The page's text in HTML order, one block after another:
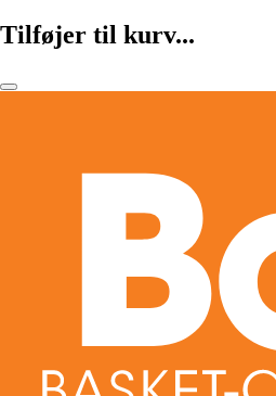
Tilføjer til kurv...